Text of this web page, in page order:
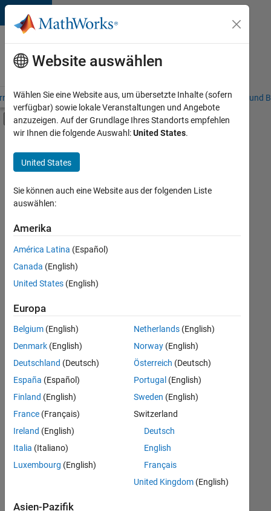
Weiter zum Inhalt
Karriere
bei
MathWorks
– Übersicht Stellensuche Niederlassungen Studierende und
Umschaltung für Off-Canvas-
Hauptinhalt
Information Technology
Education Sales
Inside Sales
Sales Operations
Business Model Team
Finance and Operations
Human Resources
Büro- und Verwaltungsdienste
+7
Derzeit
es
keine
offenen
Stellen,
Ihren
Suchkriterien
entsprechen.
können
die
Suchkriterien
weiter
fassen
oder
alle
Stellenangebote
anzeigen .
noch
Website auswählen
Wählen Sie eine Website aus, um übersetzte Inhalte (sofern
verfügbar) sowie lokale Veranstaltungen und Angebote
anzuzeigen. Auf der Grundlage Ihres Standorts empfehlen
wir Ihnen die folgende Auswahl:United States.
United States
Sie können auch eine Website aus der folgenden Liste
auswählen:
Amerika
América Latina (Español)
Canada (English)
United States (English)
Europa
Belgium (English)
Denmark (English)
Deutschland (Deutsch)
España (Español)
Finland (English)
France (Français)
Ireland (English)
Italia (Italiano)
Luxembourg (English)
Netherlands(English)
Norway(English)
Österreich (Deutsch)
Portugal (English)
Sweden (English)
Switzerland
Deutsch
English
Français
United Kingdom(English)
Asien-Pazifik